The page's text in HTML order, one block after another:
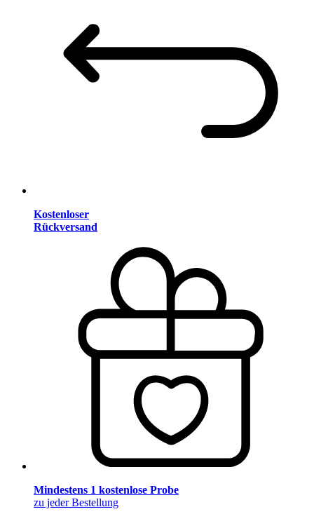
Kostenloser
Rückversand
Mindestens 1 kostenlose Probe
zu jeder Bestellung